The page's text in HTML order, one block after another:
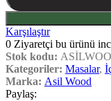
Karşılaştır
0 Ziyaretçi bu ürünü
Stok kodu:
Kategoriler: Masalar,
Marka: Asil Wood
Paylaş: